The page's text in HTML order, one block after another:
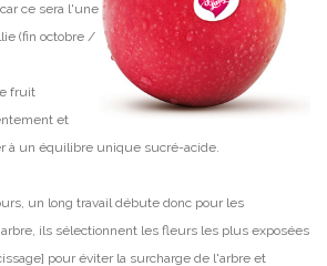
ce sera l'une
(fin octobre /
fruit
et
à un équilibre unique sucré-acide.
un long travail débute donc pour les
ils sélectionnent les fleurs les plus exposées
pour éviter la surcharge de l'arbre et